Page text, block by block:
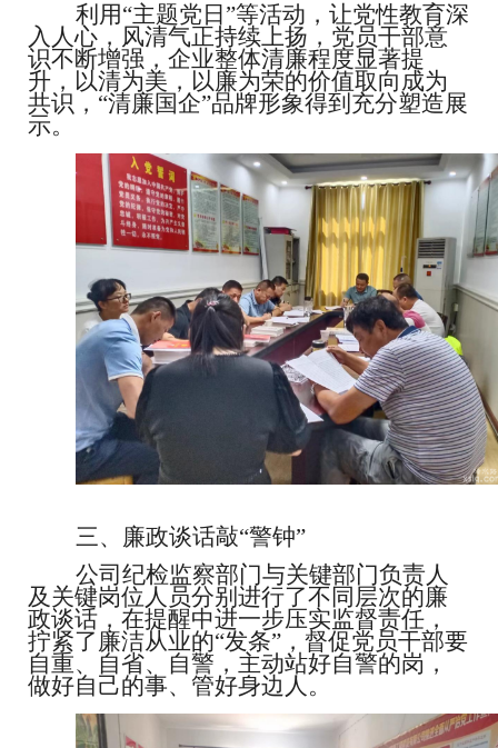
利用“主题党日”等活动，让党性教育深
入人心，风清气正持续上扬，党员干部意
识不断增强，企业整体清廉程度显著提
升，以清为美，以廉为荣的价值取向成为
共识，“清廉国企”品牌形象得到充分塑造展
示。
三、廉政谈话敲“警钟”
公司纪检监察部门与关键部门负责人
及关键岗位人员分别进行了不同层次的廉
政谈话，在提醒中进一步压实监督责任，
拧紧了廉洁从业的“发条”，督促党员干部要
自重、自省、自警，主动站好自警的岗，
做好自己的事、管好身边人。